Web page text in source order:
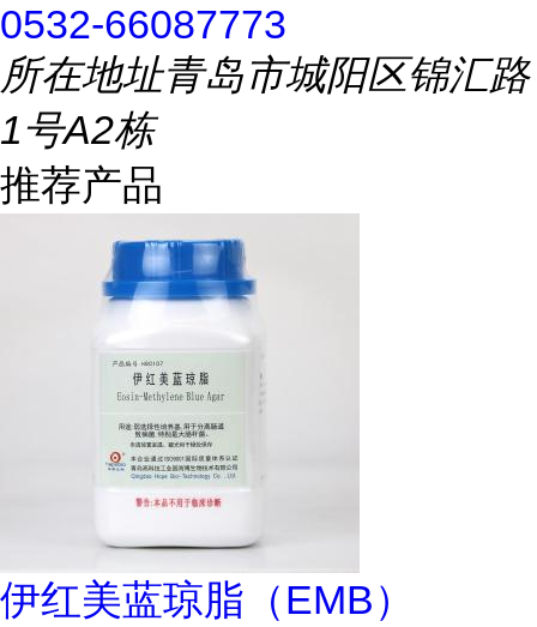
0532-66087773
所在地址青岛市城阳区锦汇路
1号A2栋
推荐产品
伊红美蓝琼脂（EMB）